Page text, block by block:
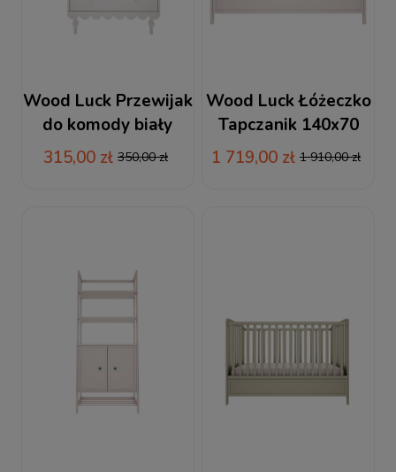
Wood Luck Przewijak
do komody biały
Babushka
315,00 zł 350,00 zł
Wood Luck Łóżeczko
Tapczanik 140x70
Vintage Kaszmir
1 719,00 zł 1 910,00 zł